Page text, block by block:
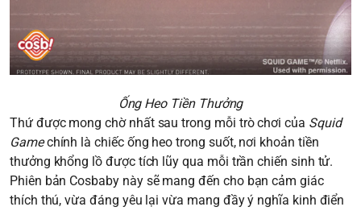
Ống Heo Tiền Thưởng
Thứ được mong chờ nhất sau trong mỗi trò chơi của Squid
Gamechính là chiếc ống heo trong suốt, nơi khoản tiền
thưởng khổng lồ được tích lũy qua mỗi trần chiến sinh tử.
Phiên bản Cosbaby này sẽ mang đến cho bạn cảm giác
thích thú, vừa đáng yêu lại vừa mang đầy ý nghĩa kinh điển